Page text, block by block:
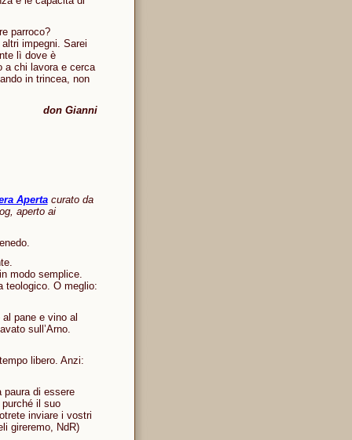
parroco?
impegni. Sarei
lì dove è
a chi lavora e cerca
in trincea, non
don Gianni
Apertacurato da
aperto ai
modo semplice.
teologico. O meglio:
pane e vino al
sull’Arno.
libero. Anzi:
paura di essere
il suo
inviare i vostri
gireremo, NdR)